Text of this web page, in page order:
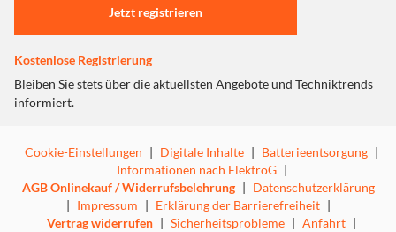
Jetzt registrieren
Kostenlose Registrierung
Bleiben Sie stets über die aktuellsten Angebote und Techniktrends
informiert.
Cookie-Einstellungen | Digitale Inhalte | Batterieentsorgung |
Informationen nach ElektroG |
AGB Onlinekauf / Widerrufsbelehrung | Datenschutzerklärung
| Impressum | Erklärung der Barrierefreiheit |
Vertrag widerrufen | Sicherheitsprobleme | Anfahrt |